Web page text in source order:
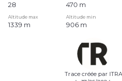
28 470 m
Altitude max Altitude min
1339 m 906 m
Trace créée par ITRA